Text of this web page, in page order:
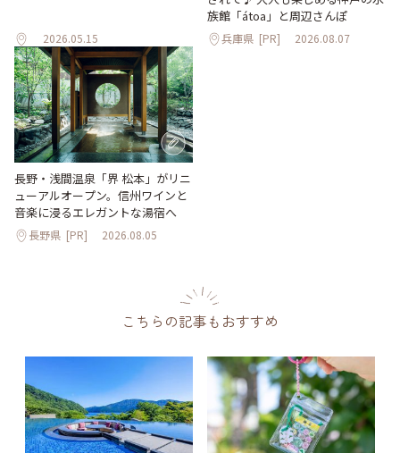
2026.05.15
族館「átoa」と周辺さんぽ
兵庫県 [PR] 2026.08.07
長野・浅間温泉「界 松本」がリニ
ューアルオープン。信州ワインと
音楽に浸るエレガントな湯宿へ
長野県 [PR] 2026.08.05
こちらの記事もおすすめ